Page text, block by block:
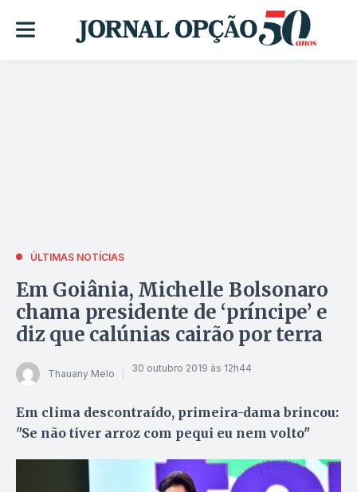
ÚLTIMAS NOTÍCIAS
Em Goiânia, Michelle Bolsonaro
chama presidente de ‘príncipe’ e
diz que calúnias cairão por terra
Thauany Melo 30 outubro 2019 às 12h44
Em clima descontraído, primeira-dama brincou:
"Se não tiver arroz com pequi eu nem volto"